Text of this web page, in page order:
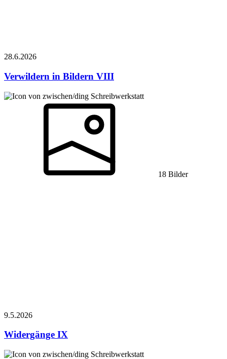
28.6.2026
Verwildern in Bildern VIII
Schreibwerkstatt
18 Bilder
9.5.2026
Widergänge IX
Schreibwerkstatt